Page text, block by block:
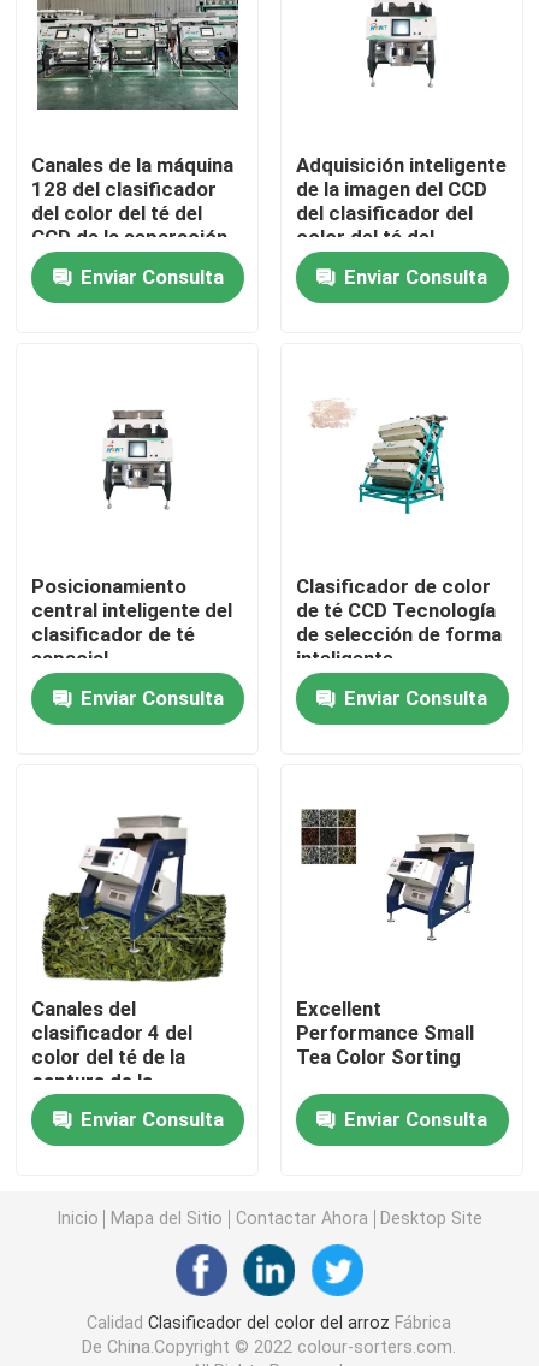
Sobre nosotros
Contactos
Clasificador del color del arroz
clasificador del color del grano
Clasificador del color del trigo
clasificador del color del anacardo
Los granos de café colorean el clasificador
Clasificador del color de la especia
clasificador del color del sésamo
Clasificador Nuts del color
clasificador plástico del color
Clasificador del color de la correa
Clasificadora infrarroja
Canales de la máquina
128 del clasificador
del color del té del
CCD de la separación
de la eficacia alta
Enviar Consulta
Adquisición inteligente
de la imagen del CCD
del clasificador del
color del té del
sistema de limpieza
del polvoEnviar Consulta
Posicionamiento
central inteligente del
clasificador de té
espacial
multidimensional
Enviar Consulta
Clasificador de color
de té CCD Tecnología
de selección de forma
inteligente
Enviar Consulta
Canales del
clasificador 4 del
color del té de la
captura de la
proyección de imagen
de Toshiba HD
Enviar Consulta
Excellent
Performance Small
Tea Color Sorting
Enviar Consulta
Inicio Mapa del Sitio Contactar Ahora Desktop Site
CalidadClasificador del color del arroz Fábrica
De China.Copyright © 2022 colour-sorters.com.